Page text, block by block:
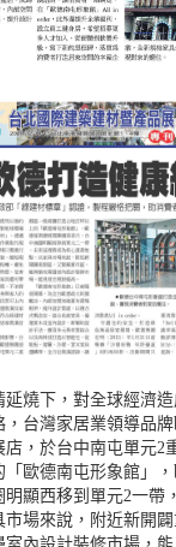
延燒下，對全球經濟
台灣家居業領導品
，於台中南屯單元2
歐德南屯形象館」
明顯西移到單元2一帶
場來說，附近新開